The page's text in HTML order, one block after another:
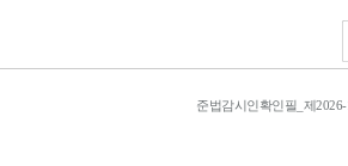
준법감시인확인필_제